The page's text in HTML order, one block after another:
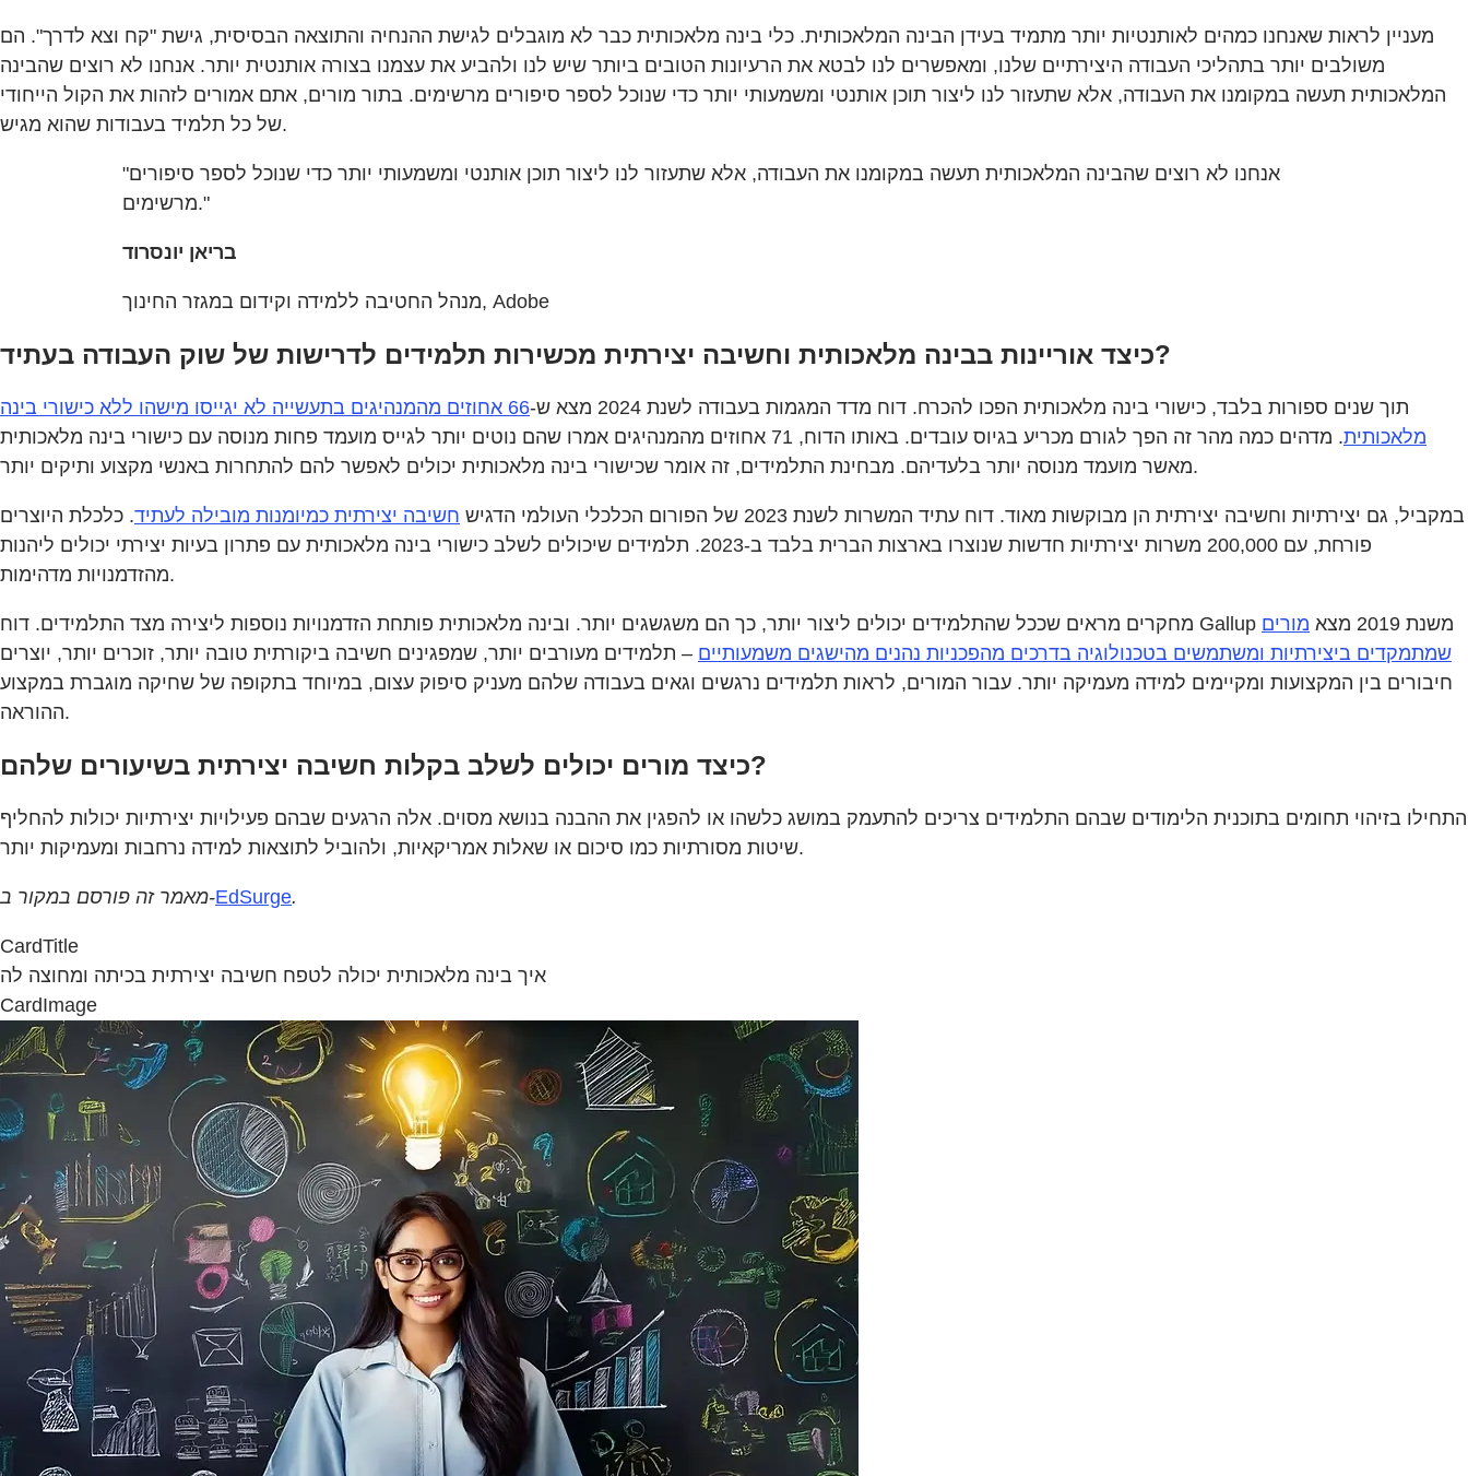
מעניין לראות שאנחנו כמהים לאותנטיות יותר מתמיד בעידן הבינה המלאכותית. כלי בינה מלאכותית כבר לא מוגבלים לגישת ההנחיה והתוצאה הבסיסית, גישת "קח וצא לדרך". הם
משולבים יותר בתהליכי העבודה היצירתיים שלנו, ומאפשרים לנו לבטא את הרעיונות הטובים ביותר שיש לנו ולהביע את עצמנו בצורה אותנטית יותר. אנחנו לא רוצים שהבינה
המלאכותית תעשה במקומנו את העבודה, אלא שתעזור לנו ליצור תוכן אותנטי ומשמעותי יותר כדי שנוכל לספר סיפורים מרשימים. בתור מורים, אתם אמורים לזהות את הקול הייחודי
של כל תלמיד בעבודות שהוא מגיש.
"אנחנו לא רוצים שהבינה המלאכותית תעשה במקומנו את העבודה, אלא שתעזור לנו ליצור תוכן אותנטי ומשמעותי יותר כדי שנוכל לספר סיפורים
מרשימים."
בריאן יונסרוד
מנהל החטיבה ללמידה וקידום במגזר החינוך, Adobe
כיצד אוריינות בבינה מלאכותית וחשיבה יצירתית מכשירות תלמידים לדרישות של שוק העבודה בעתיד?
תוך שנים ספורות בלבד, כישורי בינה מלאכותית הפכו להכרח. דוח מדד המגמות בעבודה לשנת 2024 מצא ש-
66 אחוזים מהמנהיגים בתעשייה לא יגייסו מישהו ללא כישורי בינה
מלאכותית
. מדהים כמה מהר זה הפך לגורם מכריע בגיוס עובדים. באותו הדוח, 71 אחוזים מהמנהיגים אמרו שהם נוטים יותר לגייס מועמד פחות מנוסה עם כישורי בינה מלאכותית
מאשר מועמד מנוסה יותר בלעדיהם. מבחינת התלמידים, זה אומר שכישורי בינה מלאכותית יכולים לאפשר להם להתחרות באנשי מקצוע ותיקים יותר.
במקביל, גם יצירתיות וחשיבה יצירתית הן מבוקשות מאוד. דוח עתיד המשרות לשנת 2023 של הפורום הכלכלי העולמי הדגיש חשיבה יצירתית כמיומנות מובילה לעתיד. כלכלת היוצרים
פורחת, עם 200,000 משרות יצירתיות חדשות שנוצרו בארצות הברית בלבד ב-2023. תלמידים שיכולים לשלב כישורי בינה מלאכותית עם פתרון בעיות יצירתי יכולים ליהנות
מהזדמנויות מדהימות.
מחקרים מראים שככל שהתלמידים יכולים ליצור יותר, כך הם משגשגים יותר. ובינה מלאכותית פותחת הזדמנויות נוספות ליצירה מצד התלמידים. דוח Gallup משנת 2019 מצא
מורים
שמתמקדים ביצירתיות ומשתמשים בטכנולוגיה בדרכים מהפכניות נהנים מהישגים משמעותיים – תלמידים מעורבים יותר, שמפגינים חשיבה ביקורתית טובה יותר, זוכרים יותר, יוצרים
חיבורים בין המקצועות ומקיימים למידה מעמיקה יותר. עבור המורים, לראות תלמידים נרגשים וגאים בעבודה שלהם מעניק סיפוק עצום, במיוחד בתקופה של שחיקה מוגברת במקצוע
ההוראה.
כיצד מורים יכולים לשלב בקלות חשיבה יצירתית בשיעורים שלהם?
התחילו בזיהוי תחומים בתוכנית הלימודים שבהם התלמידים צריכים להתעמק במושג כלשהו או להפגין את ההבנה בנושא מסוים. אלה הרגעים שבהם פעילויות יצירתיות יכולות להחליף
שיטות מסורתיות כמו סיכום או שאלות אמריקאיות, ולהוביל לתוצאות למידה נרחבות ומעמיקות יותר.
מאמר זה פורסם במקור ב-EdSurge.
CardTitle
איך בינה מלאכותית יכולה לטפח חשיבה יצירתית בכיתה ומחוצה לה
CardImage